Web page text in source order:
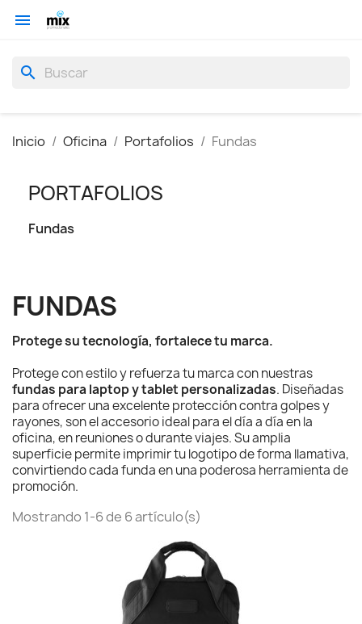

search
Inicio Oficina Portafolios Fundas
PORTAFOLIOS
Fundas
FUNDAS
Protege su tecnología, fortalece tu marca.
Protege con estilo y refuerza tu marca con nuestras
fundas para laptop y tablet personalizadas. Diseñadas
para ofrecer una excelente protección contra golpes y
rayones, son el accesorio ideal para el día a día en la
oficina, en reuniones o durante viajes. Su amplia
superficie permite imprimir tu logotipo de forma llamativa,
convirtiendo cada funda en una poderosa herramienta de
promoción.
Mostrando 1-6 de 6 artículo(s)